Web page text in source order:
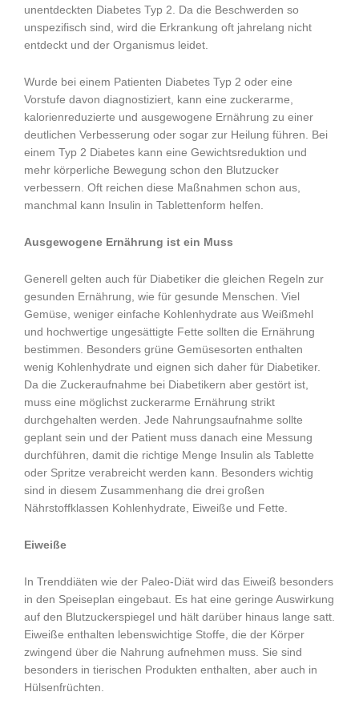
unentdeckten Diabetes Typ 2. Da die Beschwerden so
unspezifisch sind, wird die Erkrankung oft jahrelang nicht
entdeckt und der Organismus leidet.
Wurde bei einem Patienten Diabetes Typ 2 oder eine
Vorstufe davon diagnostiziert, kann eine zuckerarme,
kalorienreduzierte und ausgewogene Ernährung zu einer
deutlichen Verbesserung oder sogar zur Heilung führen. Bei
einem Typ 2 Diabetes kann eine Gewichtsreduktion und
mehr körperliche Bewegung schon den Blutzucker
verbessern. Oft reichen diese Maßnahmen schon aus,
manchmal kann Insulin in Tablettenform helfen.
Ausgewogene Ernährung ist ein Muss
Generell gelten auch für Diabetiker die gleichen Regeln zur
gesunden Ernährung, wie für gesunde Menschen. Viel
Gemüse, weniger einfache Kohlenhydrate aus Weißmehl
und hochwertige ungesättigte Fette sollten die Ernährung
bestimmen. Besonders grüne Gemüsesorten enthalten
wenig Kohlenhydrate und eignen sich daher für Diabetiker.
Da die Zuckeraufnahme bei Diabetikern aber gestört ist,
muss eine möglichst zuckerarme Ernährung strikt
durchgehalten werden. Jede Nahrungsaufnahme sollte
geplant sein und der Patient muss danach eine Messung
durchführen, damit die richtige Menge Insulin als Tablette
oder Spritze verabreicht werden kann. Besonders wichtig
sind in diesem Zusammenhang die drei großen
Nährstoffklassen Kohlenhydrate, Eiweiße und Fette.
Eiweiße
In Trenddiäten wie der Paleo-Diät wird das Eiweiß besonders
in den Speiseplan eingebaut. Es hat eine geringe Auswirkung
auf den Blutzuckerspiegel und hält darüber hinaus lange satt.
Eiweiße enthalten lebenswichtige Stoffe, die der Körper
zwingend über die Nahrung aufnehmen muss. Sie sind
besonders in tierischen Produkten enthalten, aber auch in
Hülsenfrüchten.